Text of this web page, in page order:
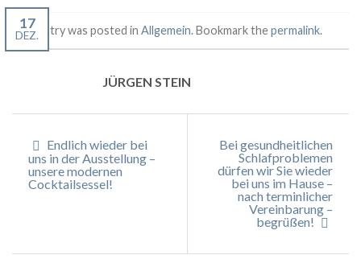
17
DEZ.
This entry was posted in Allgemein. Bookmark thepermalink.
JÜRGEN STEIN
Endlich wieder bei
uns in der Ausstellung –
unsere modernen
Cocktailsessel!
Bei gesundheitlichen
Schlafproblemen
dürfen wir Sie wieder
bei uns im Hause –
nach terminlicher
Vereinbarung –
begrüßen!